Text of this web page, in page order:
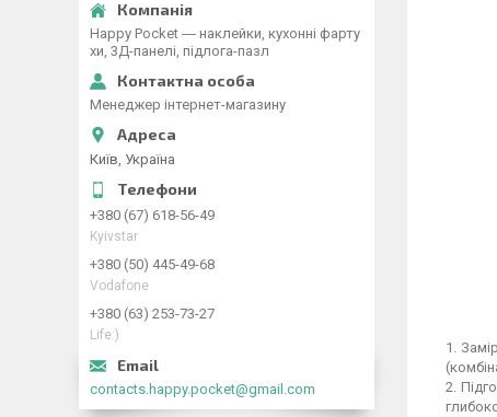
Happy Pocket ― наклейки, кухонні фарту
хи, 3Д-панелі, підлога-пазл
Менеджер інтернет-магазину
Київ, Україна
+380 (67) 618-56-49
Kyivstar
+380 (50) 445-49-68
Vodafone
+380 (63) 253-73-27
Life:)
contacts.happy.pocket@gmail.com